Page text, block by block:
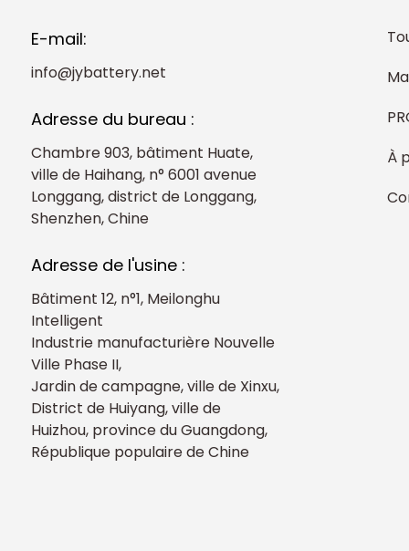
E-mail:
info@jybattery.net
Adresse du bureau :
Chambre 903, bâtiment Huate,
ville de Haihang, n° 6001 avenue
Longgang, district de Longgang,
Shenzhen, Chine
Adresse de l'usine :
Bâtiment 12, n°1, Meilonghu
Intelligent
Industrie manufacturière Nouvelle
Ville Phase II,
Jardin de campagne, ville de Xinxu,
District de Huiyang, ville de
Huizhou, province du Guangdong,
République populaire de Chine
À